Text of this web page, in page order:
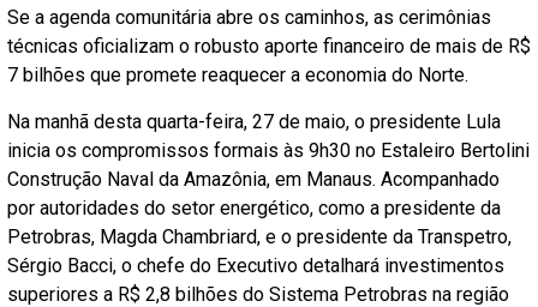
Se a agenda comunitária abre os caminhos, as cerimônias
técnicas oficializam o robusto aporte financeiro de mais de R$
7 bilhões que promete reaquecer a economia do Norte.
Na manhã desta quarta-feira, 27 de maio, o presidente Lula
inicia os compromissos formais às 9h30 no Estaleiro Bertolini
Construção Naval da Amazônia, em Manaus. Acompanhado
por autoridades do setor energético, como a presidente da
Petrobras, Magda Chambriard, e o presidente da Transpetro,
Sérgio Bacci, o chefe do Executivo detalhará investimentos
superiores a R$ 2,8 bilhões do Sistema Petrobras na região